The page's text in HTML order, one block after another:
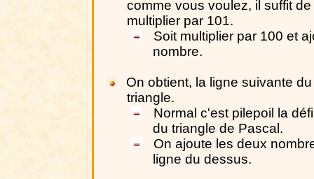
comme vous voulez, il suffit de
multiplier par 101.
Soit multiplier par 100 et
nombre.
On obtient, la ligne suivante du
triangle.
Normal c'est pilepoil la
du triangle de Pascal.
On ajoute les deux
ligne du dessus.